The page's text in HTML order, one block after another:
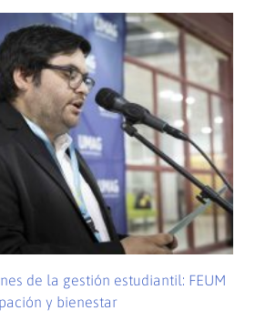
de la gestión estudiantil: FEUM
y bienestar